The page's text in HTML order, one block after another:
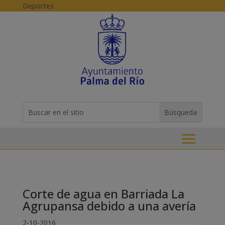
Skip to content
Deportes
for...
Corte de agua en Barriada La
Agrupansa debido a una avería
2-10-2016